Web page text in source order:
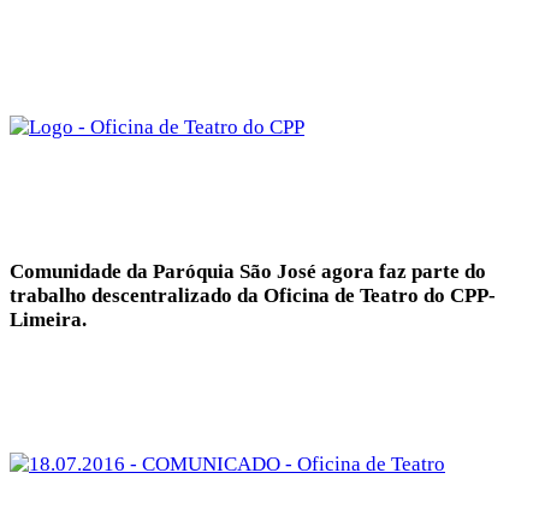
Comunidade da Paróquia São José agora faz parte do
trabalho descentralizado da Oficina de Teatro do CPP-
Limeira.